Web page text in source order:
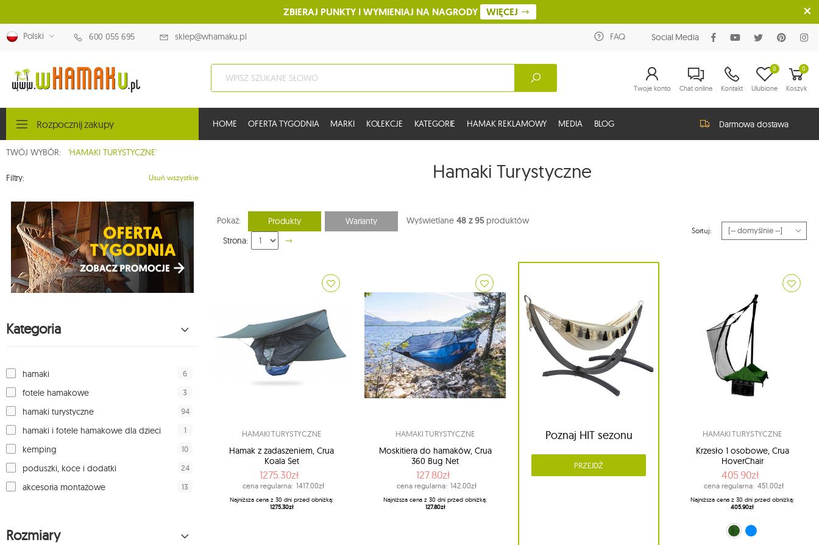
ZBIERAJ PUNKTY I WYMIENIAJ NA NAGRODY WIĘCEJ
Polski 600 055 695 sklep@whamaku.pl FAQ Social Media
Twoje konto Chat online Kontakt Ulubione
0 0
Koszyk
Rozpocznij zakupy HOME OFERTA TYGODNIA MARKI KOLEKCJE KATEGORIE HAMAK REKLAMOWY MEDIA BLOG Darmowa dostawa
TWÓJ WYBÓR: 'HAMAKI TURYSTYCZNE'
Filtry: Usuń wszystkie
Kategoria
hamaki 6
fotele hamakowe 3
hamaki turystyczne 94
hamaki i fotele hamakowe dla dzieci 1
kemping 10
poduszki, koce i dodatki 24
akcesoria montażowe 13
Rozmiary
Hamaki Turystyczne
Pokaż: Produkty Warianty Wyświetlane 48 z 95produktów
Strona:
Sortuj:
HAMAKI TURYSTYCZNE
Hamak z zadaszeniem, Crua
Koala Set
1275.30zł
cena regularna: 1417.00zł
Najniższa cena z 30 dni przed obniżką:
1275.30zł
HAMAKI TURYSTYCZNE
Moskitiera do hamaków, Crua
360 Bug Net
127.80zł
cena regularna: 142.00zł
Najniższa cena z 30 dni przed obniżką:
127.80zł
Poznaj HIT sezonu
PRZEJDŹ
HAMAKI TURYSTYCZNE
Krzesło 1 osobowe, Crua
HoverChair
405.90zł
cena regularna: 451.00zł
Najniższa cena z 30 dni przed obniżką:
405.90zł
zielony (HC-G01)
niebieski (HC-G02)